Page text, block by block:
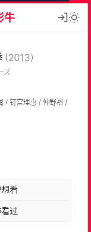
牛
(2013)
ズ
/ 钉宫理惠 / 仲野裕 /
想看
看过